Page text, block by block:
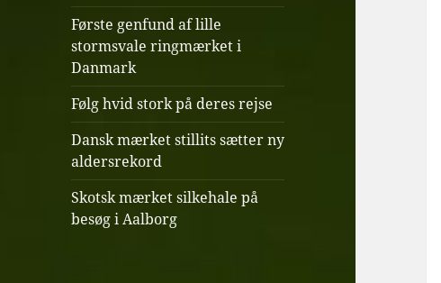
Første genfund af lille
stormsvale ringmærket i
Danmark
Følg hvid stork på deres rejse
Dansk mærket stillits sætter ny
aldersrekord
Skotsk mærket silkehale på
besøg i Aalborg